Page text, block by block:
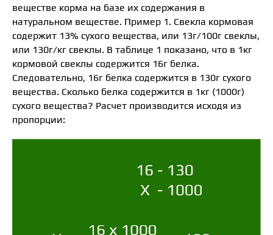
веществе корма на базе их содержания в
натуральном веществе. Пример 1. Свекла кормовая
содержит 13% сухого вещества, или 13г/100г свеклы,
или 130г/кг свеклы. В таблице 1 показано, что в 1кг
кормовой свеклы содержится 16г белка.
Следовательно, 16г белка содержится в 130г сухого
вещества. Сколько белка содержится в 1кг (1000г)
сухого вещества? Расчет производится исходя из
пропорции: